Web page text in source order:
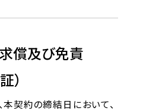
償及び免責
）
契約の締結日において、